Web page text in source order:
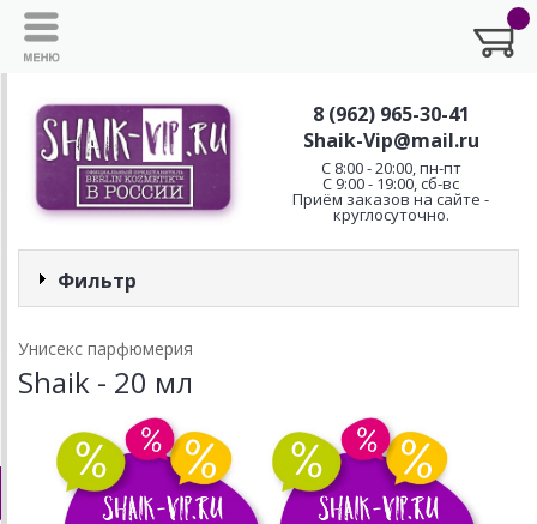
8 (962) 965-30-41
Shaik-Vip@mail.ru
C 8:00 - 20:00, пн-пт
С 9:00 - 19:00, сб-вс
Приём заказов на сайте -
круглосуточно.
Фильтр
Унисекс парфюмерия
Shaik - 20 мл